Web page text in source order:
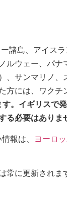
諸島、アイス
ルウェー、パ
、サンマリノ
方には、ワクチ
。イギリスで
必要はありま
報は、 ヨーロ
に更新されま